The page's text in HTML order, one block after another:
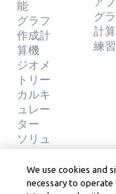
能
グラフ
作成計
算機
ジオメ
トリー
カルキ
ュレー
ター
ソリュ
ーショ
ンの検
証
グ
計
練
We use cookies and
necessary to operate